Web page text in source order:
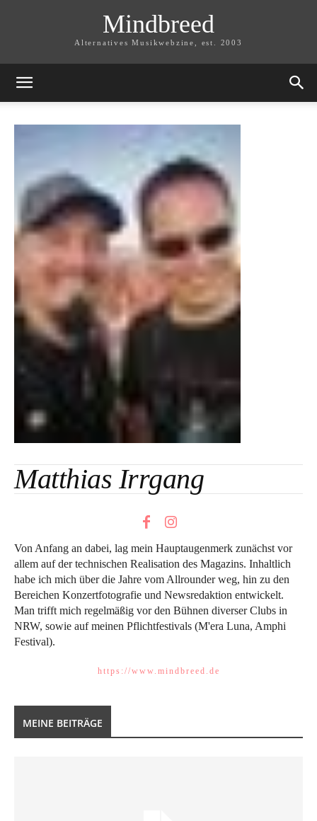
Mindbreed
Alternatives Musikwebzine, est. 2003
Matthias Irrgang
Von Anfang an dabei, lag mein Hauptaugenmerk zunächst vor
allem auf der technischen Realisation des Magazins. Inhaltlich
habe ich mich über die Jahre vom Allrounder weg, hin zu den
Bereichen Konzertfotografie und Newsredaktion entwickelt.
Man trifft mich regelmäßig vor den Bühnen diverser Clubs in
NRW, sowie auf meinen Pflichtfestivals (M'era Luna, Amphi
Festival).
https://www.mindbreed.de
MEINE BEITRÄGE